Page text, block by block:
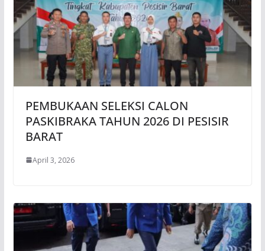
PEMBUKAAN SELEKSI CALON
PASKIBRAKA TAHUN 2026 DI PESISIR
BARAT
April 3, 2026